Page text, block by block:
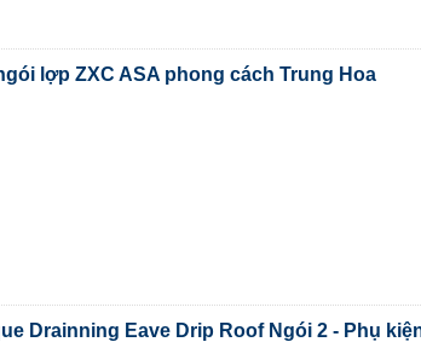
lợp ZXC ASA phong cách Trung Hoa
Drainning Eave Drip Roof Ngói 2 - Phụ